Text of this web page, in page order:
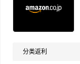
分类返利